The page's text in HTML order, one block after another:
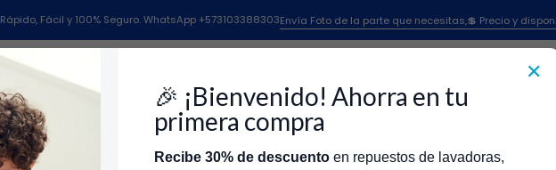
✕
🎉 ¡Bienvenido! Ahorra en tu
primera compra
Recibe 30% de descuento en repuestos de lavadoras,
Rápido, Fácil y 100% Seguro. WhatsApp +573103388303Envía Foto de la parte que necesitas,💲 Precio y
Inicio Repuestos Para Lavadoras Repuestos Lavadora Lg Manguera Desague Lavadora LG
Manguera